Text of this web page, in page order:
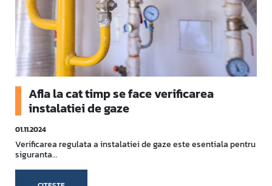
Afla la cat timp se face verificarea
instalatiei de gaze
01.11.2024
Verificarea regulata a instalatiei de gaze este esentiala pentru
siguranta...